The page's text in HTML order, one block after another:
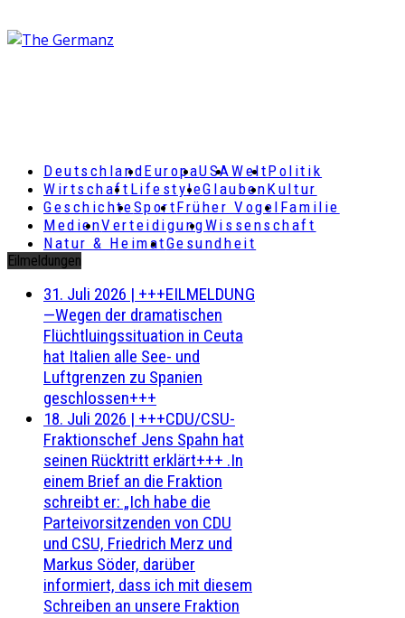
DeutschlandEuropaUSAWeltPolitik
Wirtschaft LifestyleGlaubenKultur
GeschichteSportFrüher Vogel Familie
MedienVerteidigungWissenschaft
Natur & HeimatGesundheit
Eilmeldungen
31. Juli 2026 | +++EILMELDUNG
—Wegen der dramatischen
Flüchtluingssituation in Ceuta
hat Italien alle See- und
Luftgrenzen zu Spanien
geschlossen+++
18. Juli 2026 | +++CDU/CSU-
Fraktionschef Jens Spahn hat
seinen Rücktritt erklärt+++ .In
einem Brief an die Fraktion
schreibt er: „Ich habe die
Parteivorsitzenden von CDU
und CSU, Friedrich Merz und
Markus Söder, darüber
informiert, dass ich mit diesem
Schreiben an unsere Fraktion